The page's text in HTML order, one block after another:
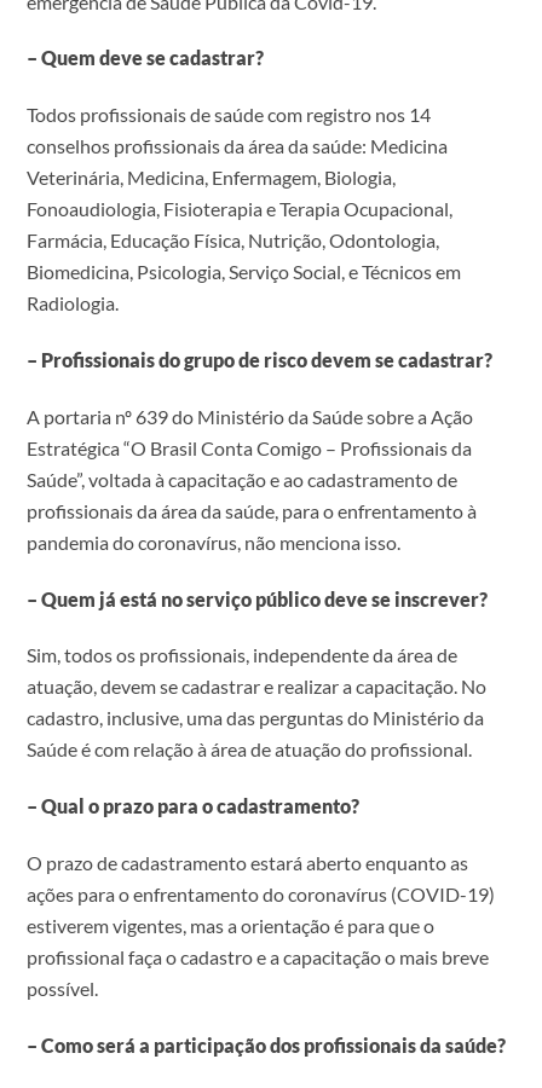
– Quem deve se cadastrar?
Todos profissionais de saúde com registro nos 14
conselhos profissionais da área da saúde: Medicina
Veterinária, Medicina, Enfermagem, Biologia,
Fonoaudiologia, Fisioterapia e Terapia Ocupacional,
Farmácia, Educação Física, Nutrição, Odontologia,
Biomedicina, Psicologia, Serviço Social, e Técnicos em
Radiologia.
– Profissionais do grupo de risco devem se cadastrar?
A portaria nº 639 do Ministério da Saúde sobre a Ação
Estratégica “O Brasil Conta Comigo – Profissionais da
Saúde”, voltada à capacitação e ao cadastramento de
profissionais da área da saúde, para o enfrentamento à
pandemia do coronavírus, não menciona isso.
– Quem já está no serviço público deve se inscrever?
Sim, todos os profissionais, independente da área de
atuação, devem se cadastrar e realizar a capacitação. No
cadastro, inclusive, uma das perguntas do Ministério da
Saúde é com relação à área de atuação do profissional.
– Qual o prazo para o cadastramento?
O prazo de cadastramento estará aberto enquanto as
ações para o enfrentamento do coronavírus (COVID-19)
estiverem vigentes, mas a orientação é para que o
profissional faça o cadastro e a capacitação o mais breve
possível.
– Como será a participação dos profissionais da saúde?